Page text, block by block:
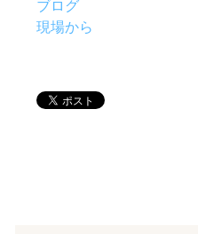
ブログ
現場から